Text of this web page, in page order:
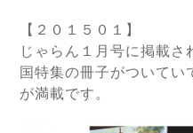
【２０１５０１】
じゃらん１月号に掲載さ
国特集の冊子がついてい
が満載です。